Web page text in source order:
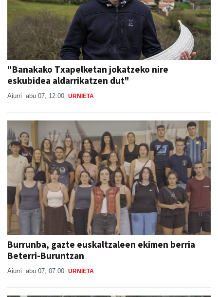
"Banakako Txapelketan jokatzeko nire
eskubidea aldarrikatzen dut"
Aiurri abu 07, 12:00 URNIETA
Burrunba, gazte euskaltzaleen ekimen berria
Beterri-Buruntzan
Aiurri abu 07, 07:00 URNIETA